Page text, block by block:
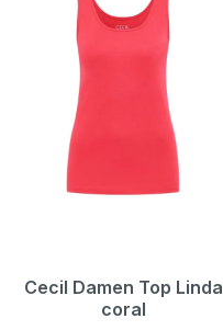
Cecil Damen Top Linda
coral